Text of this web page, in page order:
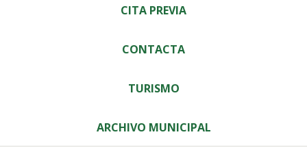
CITA PREVIA
CONTACTA
TURISMO
ARCHIVO MUNICIPAL